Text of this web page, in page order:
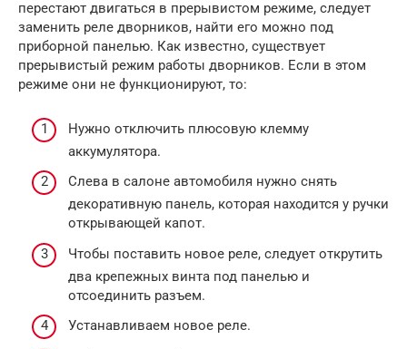
перестают двигаться в прерывистом режиме, следует
заменить реле дворников, найти его можно под
приборной панелью. Как известно, существует
прерывистый режим работы дворников. Если в этом
режиме они не функционируют, то:
Нужно отключить плюсовую клемму
аккумулятора.
Слева в салоне автомобиля нужно снять
декоративную панель, которая находится у ручки
открывающей капот.
Чтобы поставить новое реле, следует открутить
два крепежных винта под панелью и
отсоединить разъем.
Устанавливаем новое реле.